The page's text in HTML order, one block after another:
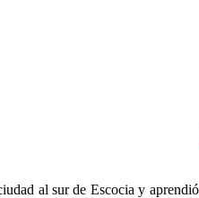
al sur de Escocia y